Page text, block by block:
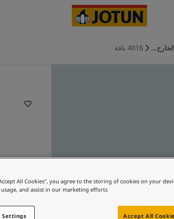
4016 بافة
All Cookies”, you agree to the storing of cookies on your
usage, and assist in our marketing efforts.
Accept All
Settings